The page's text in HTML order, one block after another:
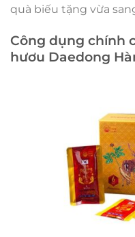
quà biếu tặng vừa
Công dụng chính
hươu Daedong